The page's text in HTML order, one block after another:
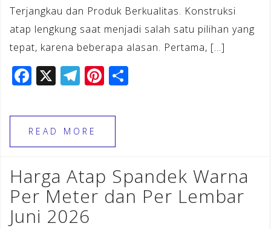
Terjangkau dan Produk Berkualitas. Konstruksi
atap lengkung saat menjadi salah satu pilihan yang
tepat, karena beberapa alasan. Pertama, […]
F
c
e
b
o
o
k
X T
e
gr
a
m
Pi
te
e
st
READ MORE
Harga Atap Spandek Warna
Per Meter dan Per Lembar
Juni 2026